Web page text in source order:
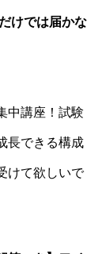
けでは届かな
中講座！試験
長できる構成
けて欲しいで